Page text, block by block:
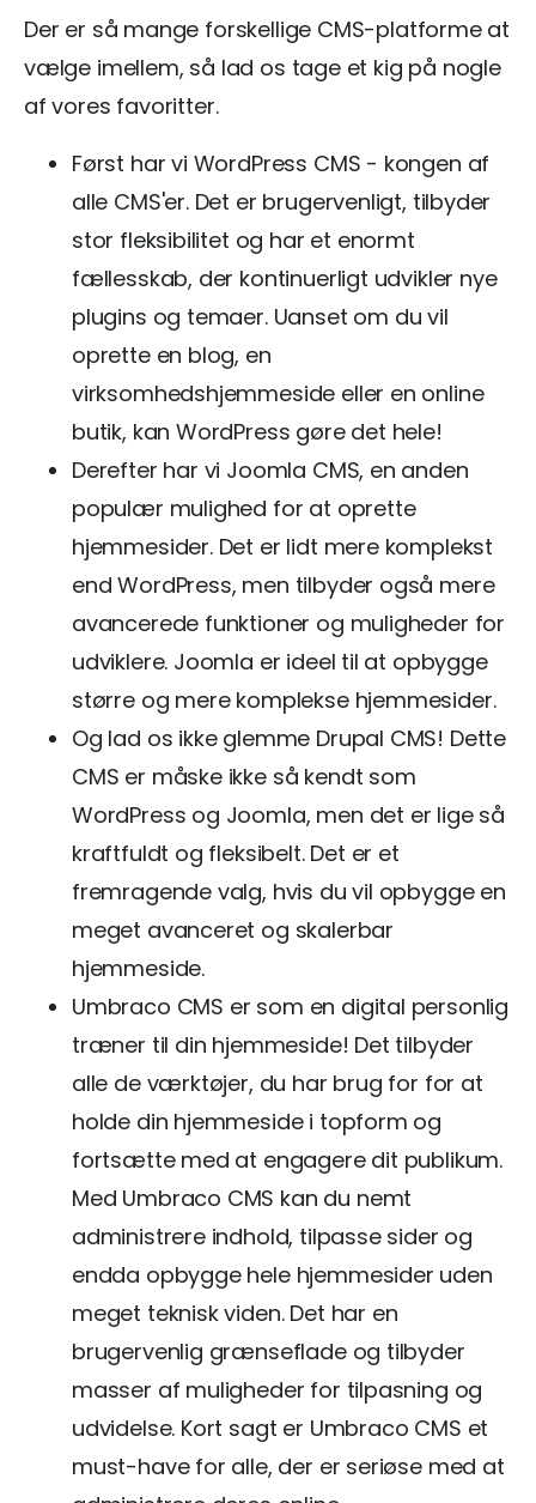
Der er så mange forskellige CMS-platforme at
vælge imellem, så lad os tage et kig på nogle
af vores favoritter.
Først har vi WordPress CMS - kongen af
alle CMS'er. Det er brugervenligt, tilbyder
stor fleksibilitet og har et enormt
fællesskab, der kontinuerligt udvikler nye
plugins og temaer. Uanset om du vil
oprette en blog, en
virksomhedshjemmeside eller en online
butik, kan WordPress gøre det hele!
Derefter har vi Joomla CMS, en anden
populær mulighed for at oprette
hjemmesider. Det er lidt mere komplekst
end WordPress, men tilbyder også mere
avancerede funktioner og muligheder for
udviklere. Joomla er ideel til at opbygge
større og mere komplekse hjemmesider.
Og lad os ikke glemme Drupal CMS! Dette
CMS er måske ikke så kendt som
WordPress og Joomla, men det er lige så
kraftfuldt og fleksibelt. Det er et
fremragende valg, hvis du vil opbygge en
meget avanceret og skalerbar
hjemmeside.
Umbraco CMS er som en digital personlig
træner til din hjemmeside! Det tilbyder
alle de værktøjer, du har brug for for at
holde din hjemmeside i topform og
fortsætte med at engagere dit publikum.
Med Umbraco CMS kan du nemt
administrere indhold, tilpasse sider og
endda opbygge hele hjemmesider uden
meget teknisk viden. Det har en
brugervenlig grænseflade og tilbyder
masser af muligheder for tilpasning og
udvidelse. Kort sagt er Umbraco CMS et
must-have for alle, der er seriøse med at